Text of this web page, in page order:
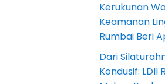
Kerukunan
Keamanan
Rumbai Beri
Dari
Kondusif: